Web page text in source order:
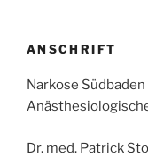
ANSCHRIFT
Narkose Südbaden
Dr. med. Patrick